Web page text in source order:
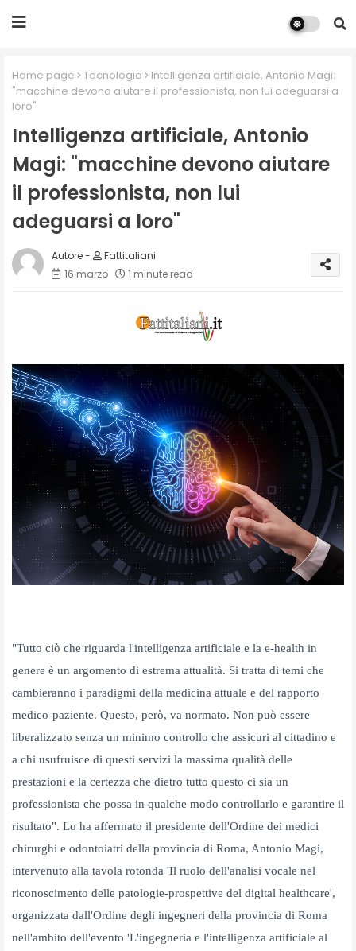
Home page Tecnologia
Intelligenza artificiale, Antonio Magi:
"macchine devono aiutare il professionista, non lui adeguarsi a
loro"
Intelligenza artificiale, Antonio
Magi: "macchine devono aiutare
il professionista, non lui
adeguarsi a loro"
Fattitaliani
16 marzo
1 minute read
"Tutto ciò che riguarda l'intelligenza artificiale e la e-health in
genere è un argomento di estrema attualità. Si tratta di temi che
cambieranno i paradigmi della medicina attuale e del rapporto
medico-paziente. Questo, però, va normato. Non può essere
liberalizzato senza un minimo controllo che assicuri al cittadino e
a chi usufruisce di questi servizi la massima qualità delle
prestazioni e la certezza che dietro tutto questo ci sia un
professionista che possa in qualche modo controllarlo e garantire il
risultato". Lo ha affermato il presidente dell'Ordine dei medici
chirurghi e odontoiatri della provincia di Roma, Antonio Magi,
intervenuto alla tavola rotonda 'Il ruolo dell'analisi vocale nel
riconoscimento delle patologie-prospettive del digital healthcare',
organizzata dall'Ordine degli ingegneri della provincia di Roma
nell'ambito dell'evento 'L'ingegneria e l'intelligenza artificiale al